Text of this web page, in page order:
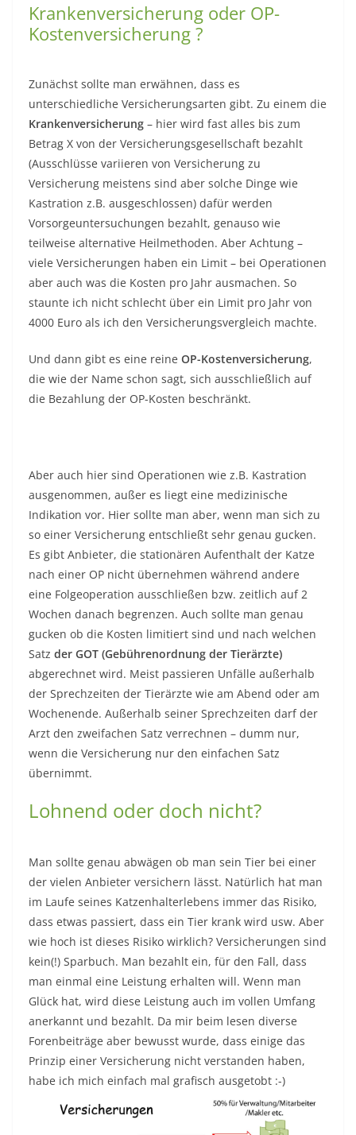
Krankenversicherung oder OP-
Kostenversicherung ?
Zunächst sollte man erwähnen, dass es
unterschiedliche Versicherungsarten gibt. Zu einem die
Krankenversicherung – hier wird fast alles bis zum
Betrag X von der Versicherungsgesellschaft bezahlt
(Ausschlüsse variieren von Versicherung zu
Versicherung meistens sind aber solche Dinge wie
Kastration z.B. ausgeschlossen) dafür werden
Vorsorgeuntersuchungen bezahlt, genauso wie
teilweise alternative Heilmethoden. Aber Achtung –
viele Versicherungen haben ein Limit – bei Operationen
aber auch was die Kosten pro Jahr ausmachen. So
staunte ich nicht schlecht über ein Limit pro Jahr von
4000 Euro als ich den Versicherungsvergleich machte.
Und dann gibt es eine reine OP-Kostenversicherung,
die wie der Name schon sagt, sich ausschließlich auf
die Bezahlung der OP-Kosten beschränkt.
Aber auch hier sind Operationen wie z.B. Kastration
ausgenommen, außer es liegt eine medizinische
Indikation vor. Hier sollte man aber, wenn man sich zu
so einer Versicherung entschließt sehr genau gucken.
Es gibt Anbieter, die stationären Aufenthalt der Katze
nach einer OP nicht übernehmen während andere
eine Folgeoperation ausschließen bzw. zeitlich auf 2
Wochen danach begrenzen. Auch sollte man genau
gucken ob die Kosten limitiert sind und nach welchen
Satz der GOT (Gebührenordnung der Tierärzte)
abgerechnet wird. Meist passieren Unfälle außerhalb
der Sprechzeiten der Tierärzte wie am Abend oder am
Wochenende. Außerhalb seiner Sprechzeiten darf der
Arzt den zweifachen Satz verrechnen – dumm nur,
wenn die Versicherung nur den einfachen Satz
übernimmt.
Lohnend oder doch nicht?
Man sollte genau abwägen ob man sein Tier bei einer
der vielen Anbieter versichern lässt. Natürlich hat man
im Laufe seines Katzenhalterlebens immer das Risiko,
dass etwas passiert, dass ein Tier krank wird usw. Aber
wie hoch ist dieses Risiko wirklich? Versicherungen sind
kein(!) Sparbuch. Man bezahlt ein, für den Fall, dass
man einmal eine Leistung erhalten will. Wenn man
Glück hat, wird diese Leistung auch im vollen Umfang
anerkannt und bezahlt. Da mir beim lesen diverse
Forenbeiträge aber bewusst wurde, dass einige das
Prinzip einer Versicherung nicht verstanden haben,
habe ich mich einfach mal grafisch ausgetobt :-)